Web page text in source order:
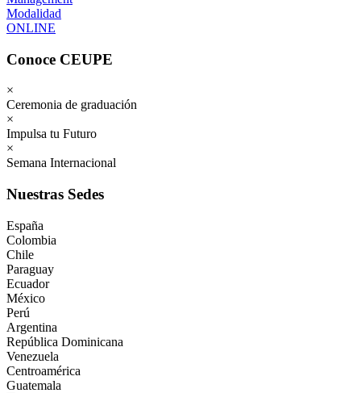
Modalidad
ONLINE
Conoce CEUPE
×
Ceremonia de graduación
×
Impulsa tu Futuro
×
Semana Internacional
Nuestras Sedes
España
Colombia
Chile
Paraguay
Ecuador
México
Perú
Argentina
República Dominicana
Venezuela
Centroamérica
Guatemala